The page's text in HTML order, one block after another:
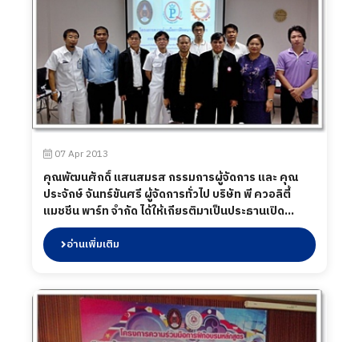
07 Apr 2013
คุณพัฒนศักดิ์ แสนสมรส กรรมการผู้จัดการ และ คุณ
ประจักษ์ จันทร์ขันศรี ผู้จัดการทั่วไป บริษัท พี ควอลิตี้
แมชชีน พาร์ท จำกัด ได้ให้เกียรติมาเป็นประธานเปิด
โครงการฝึกอบรมหลักสูตร "การจัดการผลิตและการ
ดำเนินงาน" โดยคณะเทคโนโลยีอุตสาหกรรม ม.ราชภัฏ
ราชนครินทร์ และสมาคมส่งเสริมการรับช่วงการผลิต
อ่านเพิ่มเติม